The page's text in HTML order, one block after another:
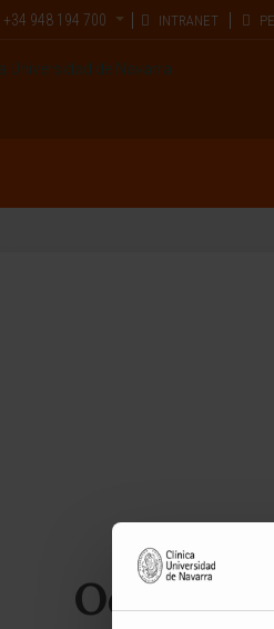
+34 948 194 700 INTRANET
Oops,